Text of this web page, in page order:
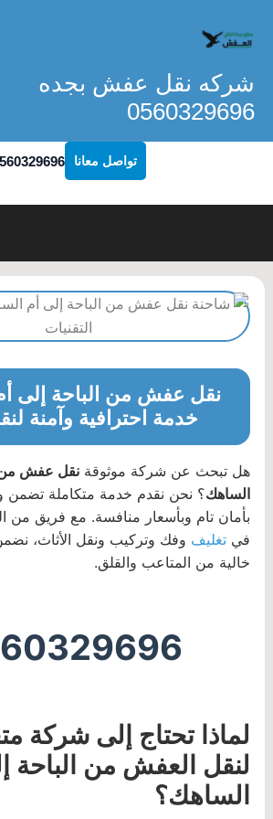
شركه نقل عفش بجده
0560329696
تواصل معانا
نقل عفش من الباحة إلى
خدمة احترافية وآمنة
هل تبحث عن شركة موثوقة نقل عفش من
الساهك؟ نحن نقدم خدمة متكاملة تضمن
بأمان تام وبأسعار منافسة. مع فريق من
في تغليف وفك وتركيب ونقل الأثاث،
خالية من المتاعب والقلق.
لماذا تحتاج إلى شركة
لنقل العفش من الباحة
الساهك؟